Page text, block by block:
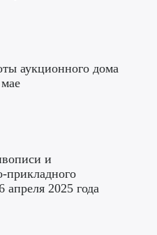
аукционного дома
и
прикладного
апреля 2025 года